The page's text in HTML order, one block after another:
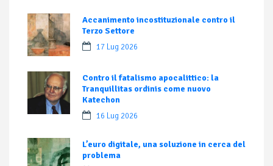
Accanimento incostituzionale contro il
Terzo Settore
17 Lug 2026
Contro il fatalismo apocalittico: la
Tranquillitas ordinis come nuovo
Katechon
16 Lug 2026
L’euro digitale, una soluzione in cerca del
problema